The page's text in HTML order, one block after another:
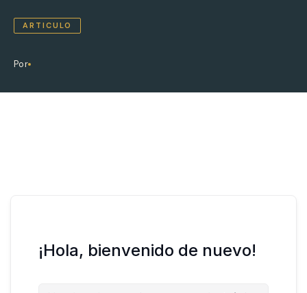
ARTICULO
Por
¡Hola, bienvenido de nuevo!